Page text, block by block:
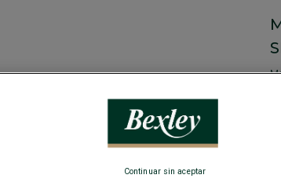
Continuar sin aceptar